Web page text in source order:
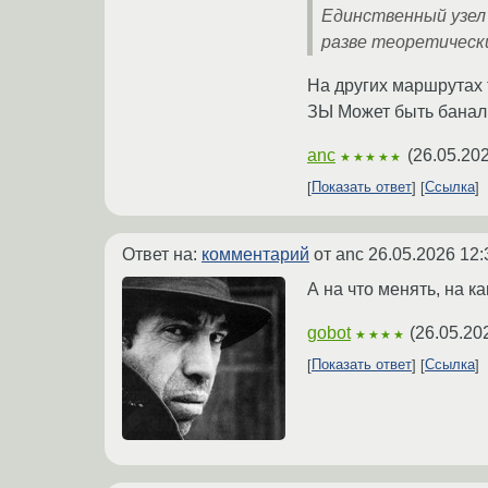
Единственный
разве
На других маршрутах
ЗЫ Может быть
anc ★★★★★ (
Показать ответ Ссылка
Ответ на: комментарий от anc 26.05.2026
А на что менять, на
gobot ★★★★ (
Показать ответ Ссылка